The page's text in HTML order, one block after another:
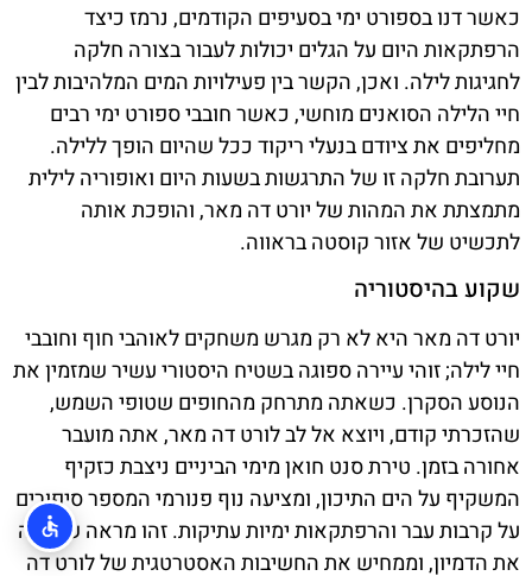
כאשר דנו בספורט ימי בסעיפים הקודמים, נרמז כיצד
הרפתקאות היום על הגלים יכולות לעבור בצורה חלקה
לחגיגות לילה. ואכן, הקשר בין פעילויות המים המלהיבות לבין
חיי הלילה הסואנים מוחשי, כאשר חובבי ספורט ימי רבים
מחליפים את ציודם בנעלי ריקוד ככל שהיום הופך ללילה.
תערובת חלקה זו של התרגשות בשעות היום ואופוריה לילית
מתמצתת את המהות של יורט דה מאר, והופכת אותה
לתכשיט של אזור קוסטה בראווה.
שקוע בהיסטוריה
יורט דה מאר היא לא רק מגרש משחקים לאוהבי חוף וחובבי
חיי לילה; זוהי עיירה ספוגה בשטיח היסטורי עשיר שמזמין את
הנוסע הסקרן. כשאתה מתרחק מהחופים שטופי השמש,
שהזכרתי קודם, ויוצא אל לב לורט דה מאר, אתה מועבר
אחורה בזמן. טירת סנט חואן מימי הביניים ניצבת כזקיף
המשקיף על הים התיכון, ומציעה נוף פנורמי המספר סיפורים
על קרבות עבר והרפתקאות ימיות עתיקות. זהו מראה ששובה
את הדמיון, וממחיש את החשיבות האסטרטגית של לורט דה